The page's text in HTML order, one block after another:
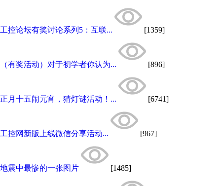
工控论坛有奖讨论系列5：互联... [1359]
（有奖活动）对于初学者你认为... [896]
正月十五闹元宵，猜灯谜活动！... [6741]
工控网新版上线微信分享活动... [967]
地震中最惨的一张图片 [1485]